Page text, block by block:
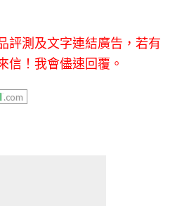
評測及文字連結廣告，若有
信！我會儘速回覆。